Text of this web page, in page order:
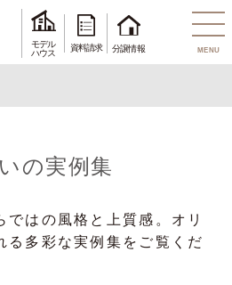
モデル
ハウス
資料請求 分譲情報 MENU
の実例集
ではの風格と上質感。オリ
る多彩な実例集をご覧くだ